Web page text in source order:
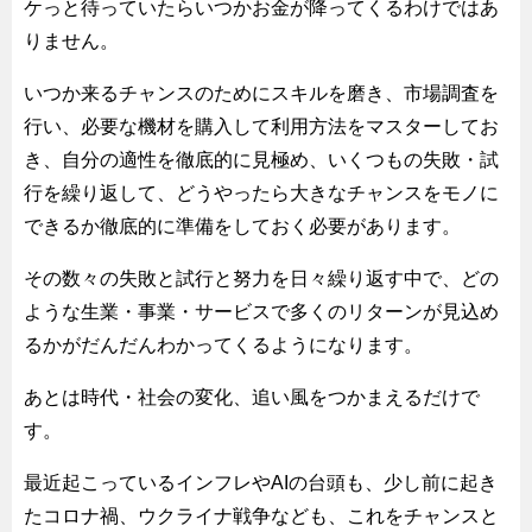
ケっと待っていたらいつかお金が降ってくるわけではあ
りません。
いつか来るチャンスのためにスキルを磨き、市場調査を
行い、必要な機材を購入して利用方法をマスターしてお
き、自分の適性を徹底的に見極め、いくつもの失敗・試
行を繰り返して、どうやったら大きなチャンスをモノに
できるか徹底的に準備をしておく必要があります。
その数々の失敗と試行と努力を日々繰り返す中で、どの
ような生業・事業・サービスで多くのリターンが見込め
るかがだんだんわかってくるようになります。
あとは時代・社会の変化、追い風をつかまえるだけで
す。
最近起こっているインフレやAIの台頭も、少し前に起き
たコロナ禍、ウクライナ戦争なども、これをチャンスと